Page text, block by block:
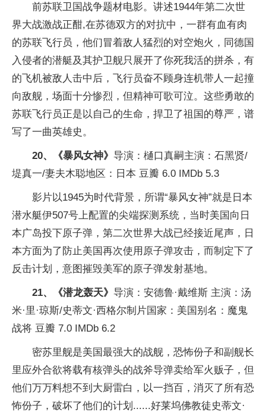
前苏联卫国战争题材电影。讲述1944年第二次世
界大战激战正酣,在苏德双方的对抗中，一群有血有肉
的苏联飞行员，他们冒着敌人猛烈的对空炮火，同德国
入侵者的潜艇及其护卫舰只展开了你死我活的拼杀，有
的飞机被敌人击中后，飞行员奋不顾身连机带人一起撞
向敌舰，场面十分惨烈，但精神可歌可泣。这些勇敢的
苏联飞行员正是以自己的生命，捍卫了祖国的尊严，谱
写了一曲英雄史。
20、《暴风女神》 导演：樋口真嗣主演：石黑贤/
堤真一/妻夫木聪地区：日本 豆瓣 6.0 IMDb 5.3
影片以1945为时代背景，所谓“暴风女神”就是日本
潜水艇伊507号上配置的尖端探测系统，当时美国向日
本广岛投下原子弹，第二次世界大战已经接近尾声，日
本方面为了防止美国再次使用原子弹攻击，而制定下了
反击计划，意图摧毁美军的原子弹发射基地。
21、《潜龙轰天》 导演：安德鲁·戴维斯 主演：汤
米·里·琼斯/史蒂文·西格尔制片国家：美国别名：魔鬼
战将 豆瓣 7.0 IMDb 6.2
密苏里舰是美国最强大的战舰，恐怖份子和副舰长
里应外合欲将载有核弹头的战斧导弹卖给军火贩子，但
他们万万料想不到大厨雷白，以一挡百，消灭了所有恐
怖份子，破坏了他们的计划......好莱坞佛教徒史蒂文·